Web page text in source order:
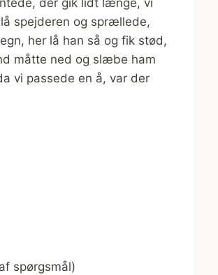
der gik lidt længe, vi
spejderen og sprællede,
her lå han så og fik stød,
måtte ned og slæbe ham
vi passede en å, var der
spørgsmål)